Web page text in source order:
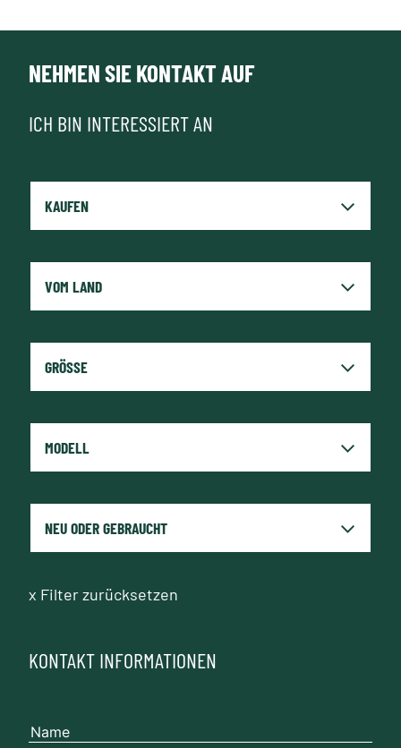
NEHMEN SIE KONTAKT AUF
ICH BIN INTERESSIERT AN
x Filter zurücksetzen
KONTAKT INFORMATIONEN